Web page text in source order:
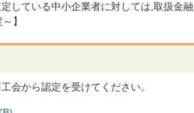
している中小企業者に対しては,取扱金融
】
会から認定を受けてください。